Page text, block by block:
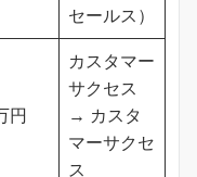
セールス）
円
カスタマー
サクセス
→ カスタ
マーサクセ
ス